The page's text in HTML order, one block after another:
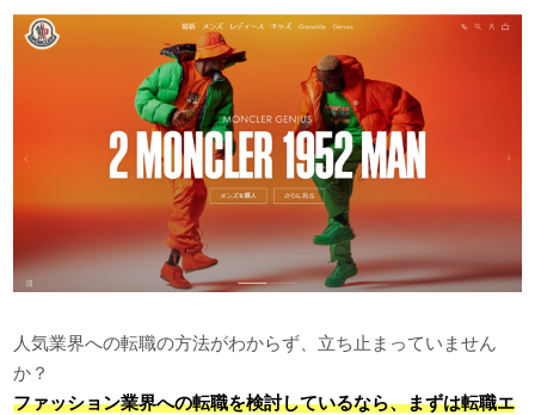
人気業界への転職の方法がわからず、立ち止まっていません
か？
ファッション業界への転職を検討しているなら、まずは転職エ